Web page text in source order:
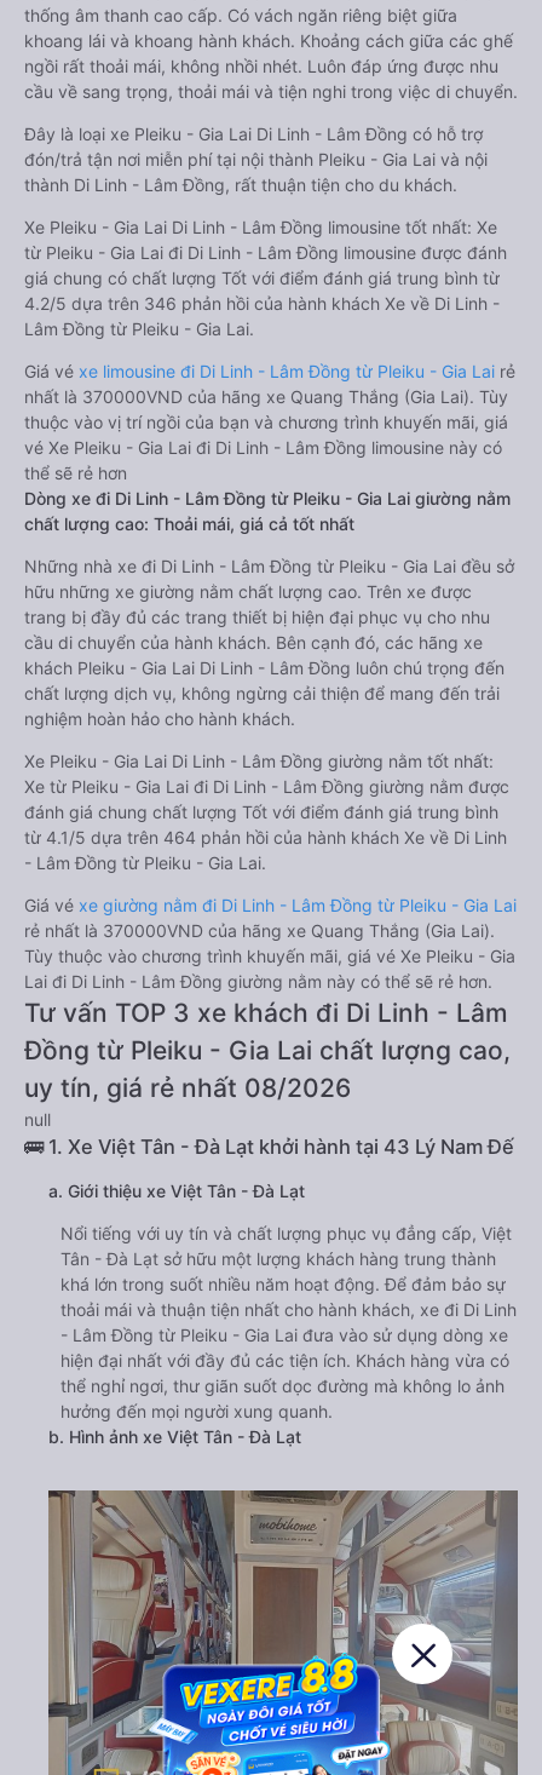
thống âm thanh cao cấp. Có vách ngăn riêng biệt giữa
khoang lái và khoang hành khách. Khoảng cách giữa các ghế
ngồi rất thoải mái, không nhồi nhét. Luôn đáp ứng được nhu
cầu về sang trọng, thoải mái và tiện nghi trong việc di chuyển.
Đây là loại xe Pleiku - Gia Lai Di Linh - Lâm Đồng có hỗ trợ
đón/trả tận nơi miễn phí tại nội thành Pleiku - Gia Lai và nội
thành Di Linh - Lâm Đồng, rất thuận tiện cho du khách.
Xe Pleiku - Gia Lai Di Linh - Lâm Đồng limousine tốt nhất: Xe
từ Pleiku - Gia Lai đi Di Linh - Lâm Đồng limousine được đánh
giá chung có chất lượng Tốt với điểm đánh giá trung bình từ
4.2/5 dựa trên 346 phản hồi của hành khách Xe về Di Linh -
Lâm Đồng từ Pleiku - Gia Lai.
Giá vé xe limousine đi Di Linh - Lâm Đồng từ Pleiku - Gia Lai rẻ
nhất là 370000VND của hãng xe Quang Thắng (Gia Lai). Tùy
thuộc vào vị trí ngồi của bạn và chương trình khuyến mãi, giá
vé Xe Pleiku - Gia Lai đi Di Linh - Lâm Đồng limousine này có
thể sẽ rẻ hơn
Dòng xe đi Di Linh - Lâm Đồng từ Pleiku - Gia Lai giường nằm
chất lượng cao: Thoải mái, giá cả tốt nhất
Những nhà xe đi Di Linh - Lâm Đồng từ Pleiku - Gia Lai đều sở
hữu những xe giường nằm chất lượng cao. Trên xe được
trang bị đầy đủ các trang thiết bị hiện đại phục vụ cho nhu
cầu di chuyển của hành khách. Bên cạnh đó, các hãng xe
khách Pleiku - Gia Lai Di Linh - Lâm Đồng luôn chú trọng đến
chất lượng dịch vụ, không ngừng cải thiện để mang đến trải
nghiệm hoàn hảo cho hành khách.
Xe Pleiku - Gia Lai Di Linh - Lâm Đồng giường nằm tốt nhất:
Xe từ Pleiku - Gia Lai đi Di Linh - Lâm Đồng giường nằm được
đánh giá chung chất lượng Tốt với điểm đánh giá trung bình
từ 4.1/5 dựa trên 464 phản hồi của hành khách Xe về Di Linh
- Lâm Đồng từ Pleiku - Gia Lai.
Giá vé xe giường nằm đi Di Linh - Lâm Đồng từ Pleiku - Gia Lai
rẻ nhất là 370000VND của hãng xe Quang Thắng (Gia Lai).
Tùy thuộc vào chương trình khuyến mãi, giá vé Xe Pleiku - Gia
Lai đi Di Linh - Lâm Đồng giường nằm này có thể sẽ rẻ hơn.
Tư vấn TOP 3 xe khách đi Di Linh - Lâm
Đồng từ Pleiku - Gia Lai chất lượng cao,
uy tín, giá rẻ nhất 08/2026
null
🚌 1. Xe Việt Tân - Đà Lạt khởi hành tại 43 Lý Nam Đế
a. Giới thiệu xe Việt Tân - Đà Lạt
Nổi tiếng với uy tín và chất lượng phục vụ đẳng cấp, Việt
Tân - Đà Lạt sở hữu một lượng khách hàng trung thành
khá lớn trong suốt nhiều năm hoạt động. Để đảm bảo sự
thoải mái và thuận tiện nhất cho hành khách, xe đi Di Linh
- Lâm Đồng từ Pleiku - Gia Lai đưa vào sử dụng dòng xe
hiện đại nhất với đầy đủ các tiện ích. Khách hàng vừa có
thể nghỉ ngơi, thư giãn suốt dọc đường mà không lo ảnh
hưởng đến mọi người xung quanh.
b. Hình ảnh xe Việt Tân - Đà Lạt